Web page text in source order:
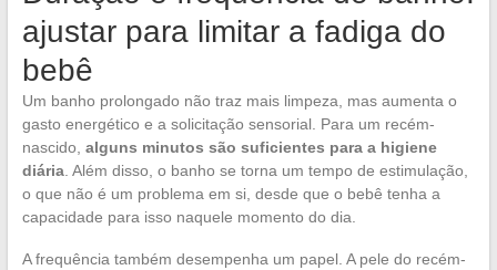
ajustar para limitar a fadiga do
bebê
Um banho prolongado não traz mais limpeza, mas aumenta o
gasto energético e a solicitação sensorial. Para um recém-
nascido, alguns minutos são suficientes para a higiene
diária. Além disso, o banho se torna um tempo de estimulação,
o que não é um problema em si, desde que o bebê tenha a
capacidade para isso naquele momento do dia.
A frequência também desempenha um papel. A pele do recém-